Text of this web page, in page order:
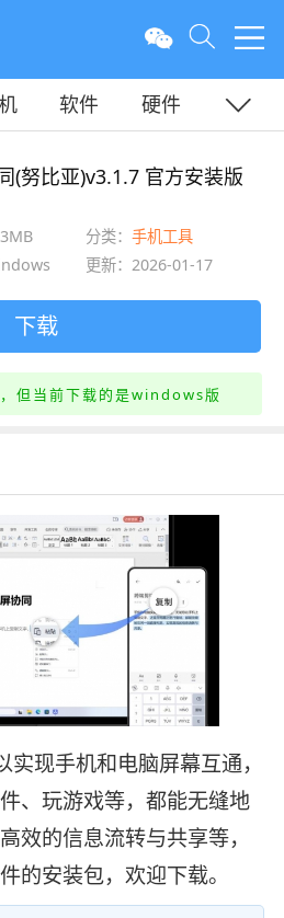
软件
硬件
(努比亚)v3.1.7 官方安装版
分类：手机工具
更新：2026-01-17
下载
但当前下载的是windows版
实现手机和电脑屏幕互通，
、玩游戏等，都能无缝地
效的信息流转与共享等，
的安装包，欢迎下载。